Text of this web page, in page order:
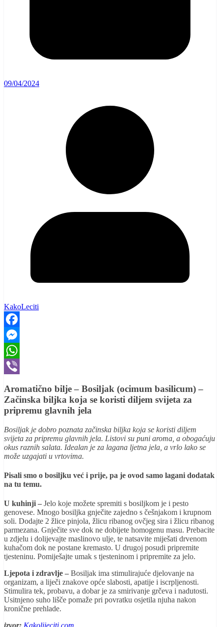
09/04/2024
KakoLeciti
Facebook
Messenger
WhatsApp
Aromatično bilje – Bosiljak (ocimum basilicum) –
Začinska biljka koja se koristi diljem svijeta za
pripremu glavnih jela
Bosiljak je dobro poznata začinska biljka koja se koristi diljem
svijeta za pripremu glavnih jela. Listovi su puni aroma, a obogaćuju
okus raznih salata. Idealan je za lagana ljetna jela, a vrlo lako se
može uzgajati u vrtovima.
Pisali smo o bosiljku već i prije, pa je ovod samo lagani dodatak
na tu temu.
U kuhinji – Jelo koje možete spremiti s bosiljkom je i pesto
genovese. Mnogo bosiljka gnječite zajedno s češnjakom i krupnom
soli. Dodajte 2 žlice pinjola, žlicu ribanog ovčjeg sira i žlicu ribanog
parmezana. Gnječite sve dok ne dobijete homogenu masu. Prebacite
u zdjelu i dolijevajte maslinovo ulje, te natsavite miješati drvenom
kuhačom dok ne postane kremasto. U drugoj posudi pripremite
tjesteninu. Pomiješajte umak s tjesteninom i pripremite za jelo.
Ljepota i zdravlje – Bosiljak ima stimulirajuće djelovanje na
organizam, a liječi znakove opće slabosti, apatije i iscrpljenosti.
Stimulira tek, probavu, a dobar je za smirivanje grčeva i nadutosti.
Usitnjeno suho lišče pomaže pri povratku osjetila njuha nakon
kronične prehlade.